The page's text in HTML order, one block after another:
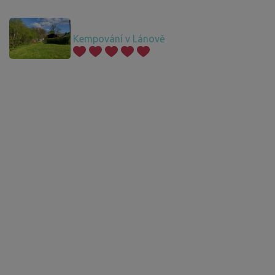
Kempování v Lánově